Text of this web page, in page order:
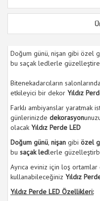
Doğum günü, nişan gibi özel
bu saçak ledlerle
Bitenekadarcıların
etkileyici bir dekor Yıldız
Farklı ambiyanslar yaratmak
günlerinizde dekorasyon
olacak Yıldız Perde LED
Doğum günü nişan gibi özel
bu saçak ledlerle
Ayrıca eviniz için loş
kullanabileceğiniz Yıldız
Yıldız Perde LED Özellikleri: